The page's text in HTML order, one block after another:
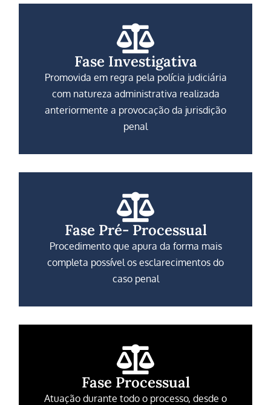
Fase Investigativa
Promovida em regra pela polícia judiciária
com natureza administrativa realizada
anteriormente a provocação da jurisdição
penal
Fase Pré- Processual
Procedimento que apura da forma mais
completa possível os esclarecimentos do
caso penal
Fase Processual
Atuação durante todo o processo, desde o